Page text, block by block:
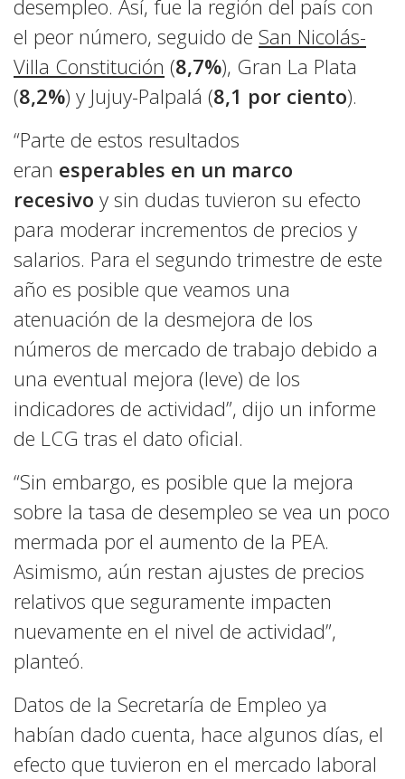
desempleo. Así, fue la región del país con
el peor número, seguido de San Nicolás-
Villa Constitución (8,7%), Gran La Plata
(8,2%) y Jujuy-Palpalá (8,1 por ciento).
“Parte de estos resultados
eran esperables en un marco
recesivo y sin dudas tuvieron su efecto
para moderar incrementos de precios y
salarios. Para el segundo trimestre de este
año es posible que veamos una
atenuación de la desmejora de los
números de mercado de trabajo debido a
una eventual mejora (leve) de los
indicadores de actividad”, dijo un informe
de LCG tras el dato oficial.
“Sin embargo, es posible que la mejora
sobre la tasa de desempleo se vea un poco
mermada por el aumento de la PEA.
Asimismo, aún restan ajustes de precios
relativos que seguramente impacten
nuevamente en el nivel de actividad”,
planteó.
Datos de la Secretaría de Empleo ya
habían dado cuenta, hace algunos días, el
efecto que tuvieron en el mercado laboral